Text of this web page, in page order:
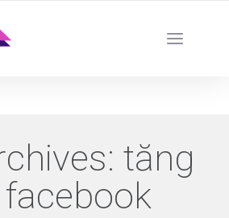
tăng
facebook